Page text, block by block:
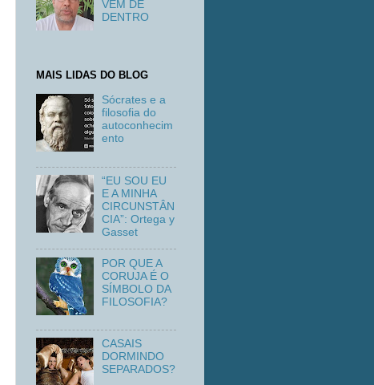
VEM DE
DENTRO
MAIS LIDAS DO BLOG
Sócrates e a
filosofia do
autoconhecim
ento
“EU SOU EU
E A MINHA
CIRCUNSTÂN
CIA”: Ortega y
Gasset
POR QUE A
CORUJA É O
SÍMBOLO DA
FILOSOFIA?
CASAIS
DORMINDO
SEPARADOS?